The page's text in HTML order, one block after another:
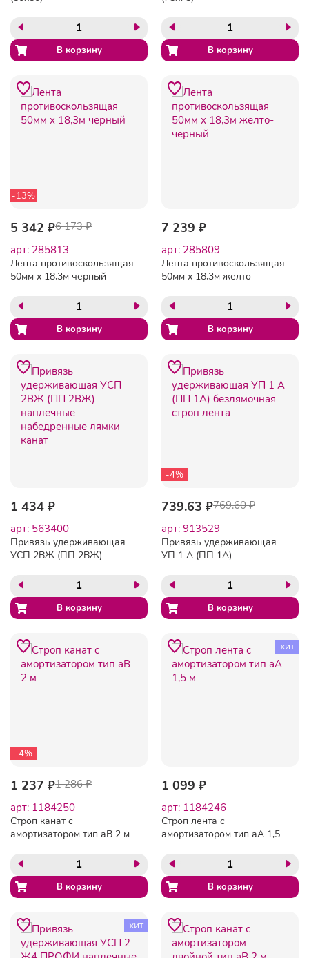
-13%
5 342 ₽6 173 ₽
арт: 285813
Лента противоскользящая
50мм х 18,3м черный
7 239 ₽
арт: 285809
Лента противоскользящая
50мм х 18,3м желто-
1 434 ₽
арт: 563400
Привязь удерживающая
УСП 2ВЖ (ПП 2ВЖ)
лямки канат
-4%
739.63 ₽769.60 ₽
арт: 913529
Привязь удерживающая
УП 1 А (ПП 1А)
-4%
1 237 ₽1 286 ₽
арт: 1184250
Строп канат с
амортизатором тип аВ 2 м
хит
1 099 ₽
арт: 1184246
Строп лента с
амортизатором тип аА 1,5
хит